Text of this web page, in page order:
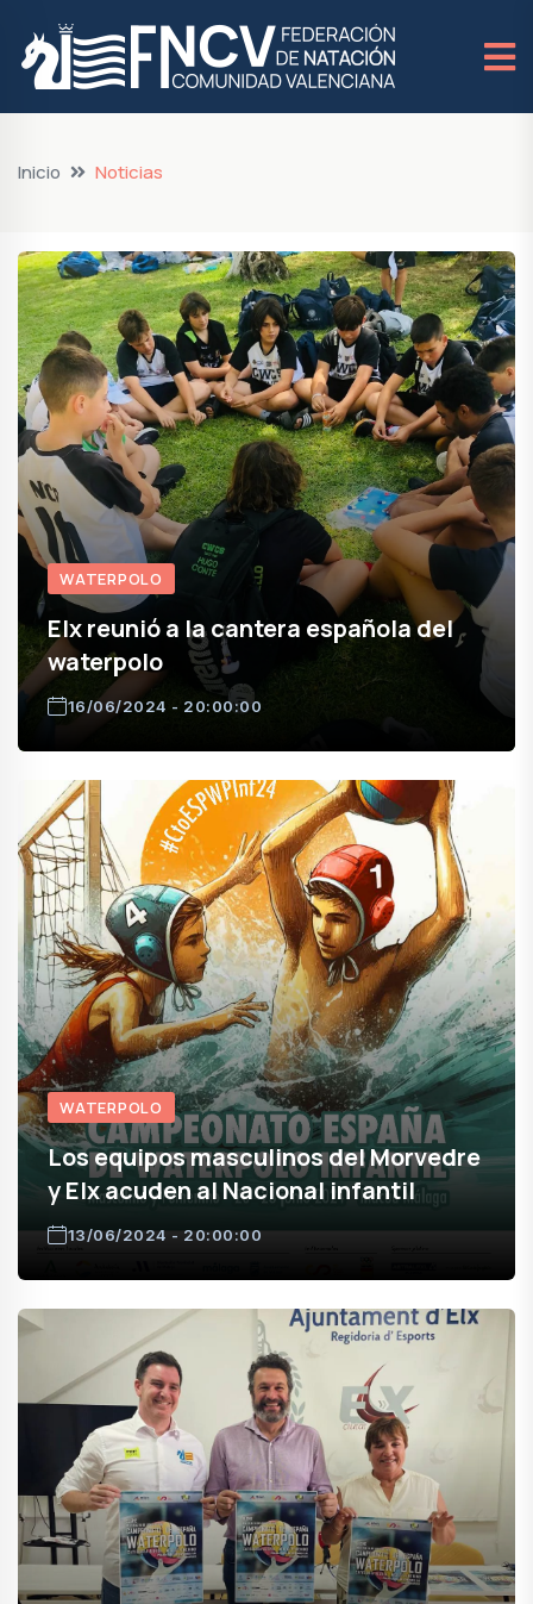
Inicio Noticias
WATERPOLO
Elx reunió a la cantera española del
waterpolo
16/06/2024 - 20:00:00
WATERPOLO
Los equipos masculinos del Morvedre
y Elx acuden al Nacional infantil
13/06/2024 - 20:00:00